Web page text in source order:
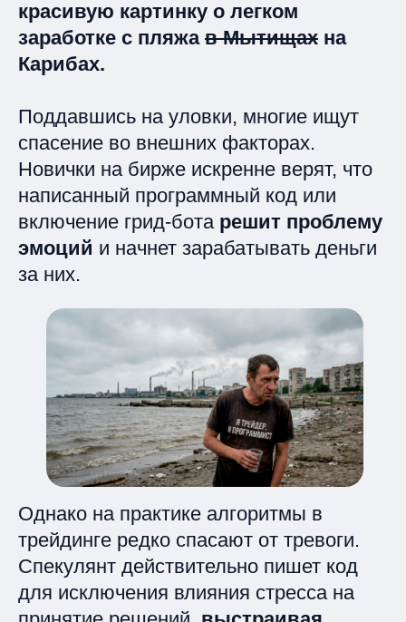
красивую картинку о легком
заработке с пляжа в Мытищах на
Карибах.
Поддавшись на уловки, многие ищут
спасение во внешних факторах.
Новички на бирже искренне верят, что
написанный программный код или
включение грид-бота решит проблему
эмоций и начнет зарабатывать деньги
за них.
Однако на практике алгоритмы в
трейдинге редко спасают от тревоги.
Спекулянт действительно пишет код
для исключения влияния стресса на